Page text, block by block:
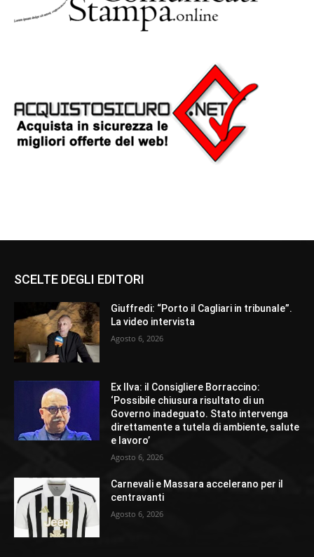
SCELTE DEGLI EDITORI
Giuffredi: “Porto il Cagliari in tribunale”.
La video intervista
Agosto 6, 2026
Ex Ilva: il Consigliere Borraccino:
‘Possibile chiusura risultato di un
Governo inadeguato. Stato intervenga
direttamente a tutela di ambiente, salute
e lavoro’
Agosto 6, 2026
Carnevali e Massara accelerano per il
centravanti
Agosto 6, 2026